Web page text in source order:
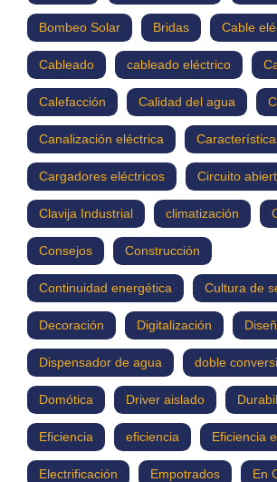
Bombeo Solar Bridas Cable
Cableado cableado eléctrico
Calefacción Calidad del agua
Canalización eléctrica
Cargadores eléctricos Circuito
Clavija Industrial climatización
Consejos Construcción
Continuidad energética Cultura de
Decoración Digitalización
Dispensador de agua doble
Domótica Driver aislado
Eficiencia eficiencia Eficiencia
Electrificación Empotrados En